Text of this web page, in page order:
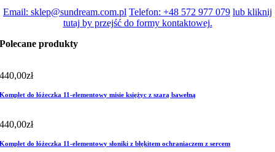
Email: sklep@sundream.com.pl Telefon: +48 572 977 079 lub kliknij
tutaj by przejść do formy kontaktowej.
Polecane produkty
440,00zł
Komplet do łóżeczka 11-elementowy misie księżyc z szarą bawełną
440,00zł
Komplet do łóżeczka 11-elementowy słoniki z błękitem ochraniaczem z sercem